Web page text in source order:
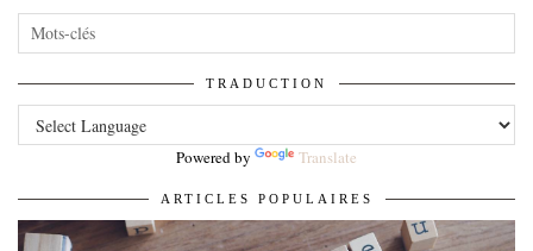
TRADUCTION
Powered by Translate
ARTICLES POPULAIRES